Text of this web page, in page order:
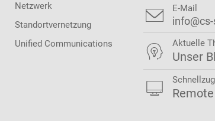
Netzwerk
Standortvernetzung
Unified Communications
 E-Mail
 Aktuelle
Unser
